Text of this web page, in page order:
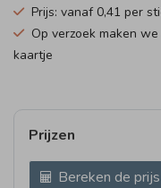
Prijs: vanaf 0,41 per
Op verzoek maken
kaartje
Prijzen
Bereken de